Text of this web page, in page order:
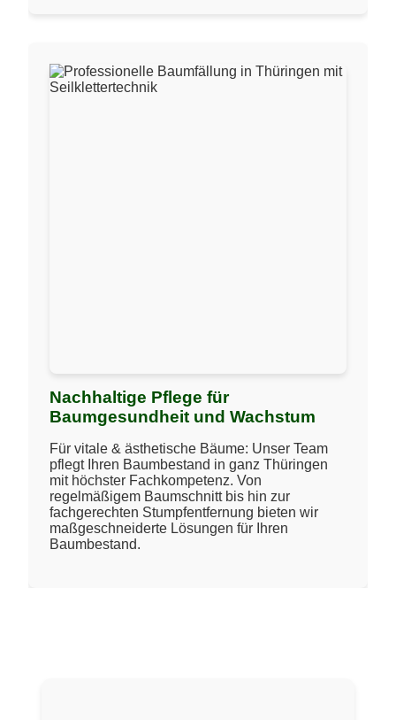
Nachhaltige Pflege für
Baumgesundheit und Wachstum
Für vitale & ästhetische Bäume: Unser Team
pflegt Ihren Baumbestand in ganz Thüringen
mit höchster Fachkompetenz. Von
regelmäßigem Baumschnitt bis hin zur
fachgerechten Stumpfentfernung bieten wir
maßgeschneiderte Lösungen für Ihren
Baumbestand.